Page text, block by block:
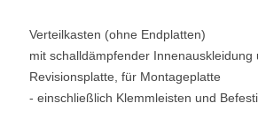
Verteilkasten (ohne Endplatten)
mit schalldämpfender Innenauskleidung
Revisionsplatte, für Montageplatte
- einschließlich Klemmleisten und